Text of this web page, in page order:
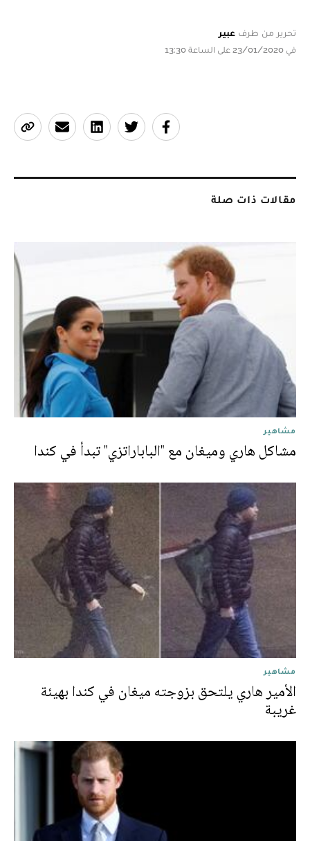
تحرير من طرف عبير
في 23/01/2020 على الساعة 13:30
مقالات ذات صلة
مشاهير
مشاكل هاري وميغان مع "الباباراتزي" تبدأ في كندا
مشاهير
الأمير هاري يلتحق بزوجته ميغان في كندا بهيئة
غريبة